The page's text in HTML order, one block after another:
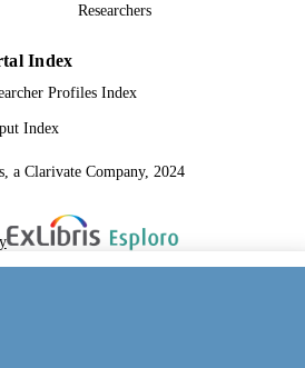
Researchers
Index
Profiles Index
Index
a Clarivate Company, 2024